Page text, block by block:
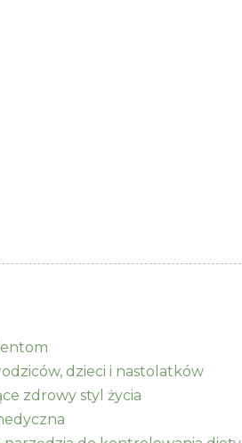
dzieci i nastolatków
zdrowy styl życia